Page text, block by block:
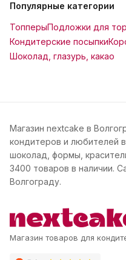
Популярные категории
ТопперыПодложки для
Кондитерские посыпки
Шоколад, глазурь, какао
Магазин nextcake в
кондитеров и любителей
шоколад, формы,
3400 товаров в наличии.
Волгограду.
Магазин товаров для